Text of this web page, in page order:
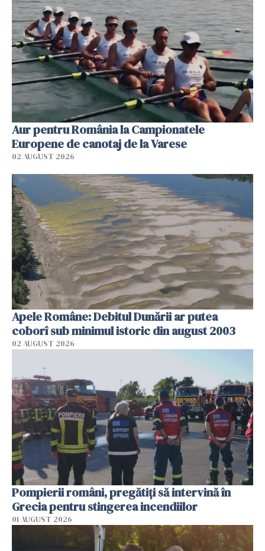
Aur pentru România la Campionatele
Europene de canotaj de la Varese
02 AUGUST 2026
Apele Române: Debitul Dunării ar putea
coborî sub minimul istoric din august 2003
02 AUGUST 2026
Pompierii români, pregătiţi să intervină în
Grecia pentru stingerea incendiilor
01 AUGUST 2026